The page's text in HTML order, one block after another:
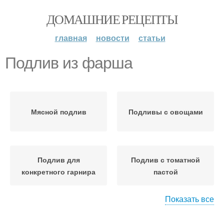
ДОМАШНИЕ РЕЦЕПТЫ
главная новости статьи
Подлив из фарша
Мясной подлив Подливы с овощами
Подлив для
конкретного гарнира
Подлив с томатной
пастой
Показать все